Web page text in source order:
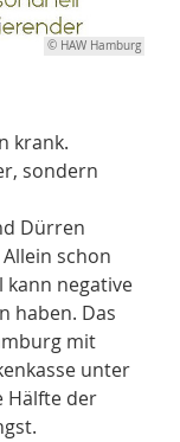
© HAW Hamburg
krank.
sondern
Dürren
schon
kann negative
haben. Das
mit
unter
Hälfte der